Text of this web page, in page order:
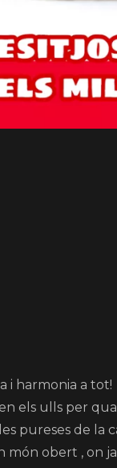
i harmonia a tot!
els ulls per
pureses de la
obert , on